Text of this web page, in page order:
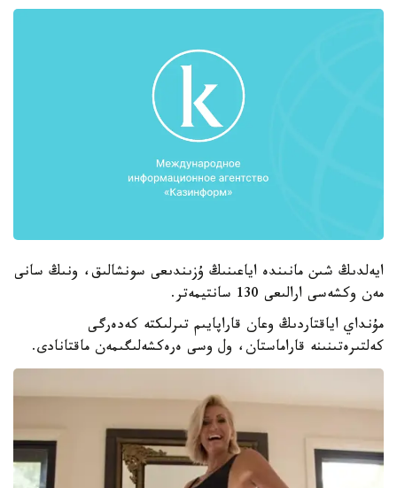
ايەلدىڭ شىن مانىندە اياعىنىڭ ۇزىندىعى سونشالىق، ونىڭ سانى
مەن وكشەسى ارالىعى 130 سانتيمەتر.
مۇنداي اياقتاردىڭ وعان قاراپايىم تىرلىكتە كەدەرگى
كەلتىرەتىنىنە قاراماستان، ول وسى ەرەكشەلىگىمەن ماقتانادى.